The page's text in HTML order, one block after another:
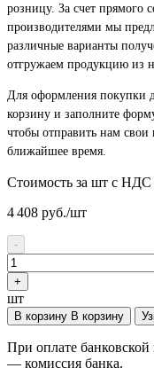
розницу. За счет прямого
производителями мы
различные варианты
отгружаем продукцию из
Для оформления покупки
корзину и заполните
чтобы отправить нам
ближайшее время.
Стоимость за шт с НДС
4 408 руб./шт
-
+
шт
В корзину В корзину
При оплате банковской
— комиссия банка.